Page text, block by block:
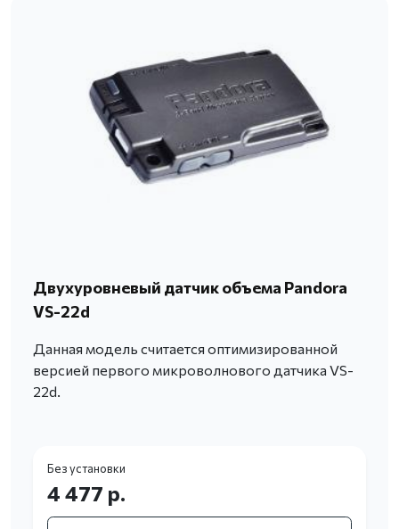
Двухуровневый датчик объема Pandora
VS-22d
Данная модель считается оптимизированной
версией первого микроволнового датчика VS-
22d.
Без установки
4 477 р.